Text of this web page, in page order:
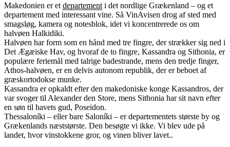
Makedonien er et departement i det nordlige Grækenland – og et
departement med interessant vine. Så VinAvisen drog af sted med
smagsløg, kamera og notesblok, idet vi koncentrerede os om
halvøen Halkidiki.
Halvøen har form som en hånd med tre fingre, der strækker sig ned i
Det Ægæiske Hav, og hvoraf de to fingre, Kassandra og Sithonia, er
populære feriemål med talrige badestrande, mens den tredje finger,
Athos-halvøen, er en delvis autonom republik, der er beboet af
græskortodokse munke.
Kassandra er opkaldt efter den makedoniske konge Kassandros, der
var svoger til Alexander den Store, mens Sithonia har sit navn efter
en søn til havets gud, Poseidon.
Thessaloníki – eller bare Saloníki – er departementets største by og
Grækenlands næststørste. Den besøgte vi ikke. Vi blev ude på
landet, hvor vinstokkene gror, og vinen bliver lavet..